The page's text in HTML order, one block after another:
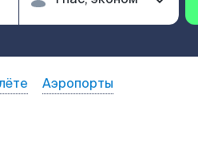
Аэропорты